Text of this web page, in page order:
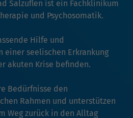
Salzuflen ist ein Fachklinikum
und Psychosomatik.
Hilfe und
einer seelischen Erkrankung
akuten Krise befinden.
Bedürfnisse den
Rahmen und unterstützen
Weg zurück in den Alltag